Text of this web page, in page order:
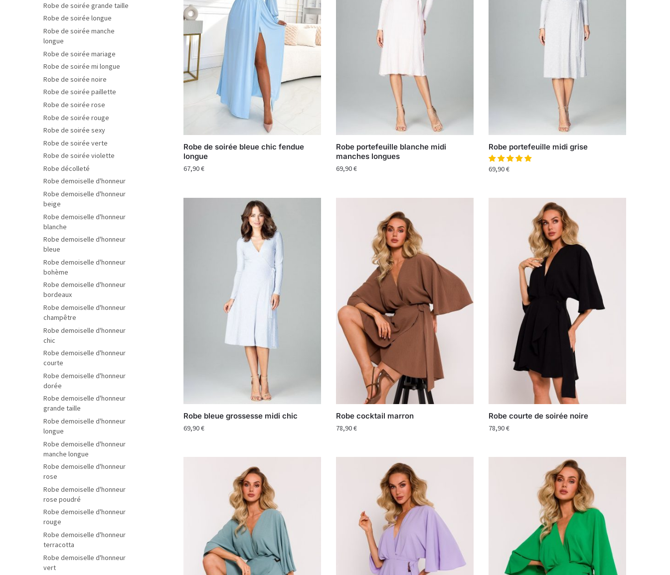
Robe de soirée bleue chic fendue
longue
67,90€
Robe portefeuille blanche midi
manches longues
69,90€
Robe portefeuille midi grise
69,90€
Robe bleue grossesse midi chic
69,90€
Robe cocktail marron
78,90€
Robe courte de soirée noire
78,90€
Robe de soirée grande taille
Robe de soirée longue
Robe de soirée manche
longue
Robe de soirée mariage
Robe de soirée mi longue
Robe de soirée noire
Robe de soirée paillette
Robe de soirée rose
Robe de soirée rouge
Robe de soirée sexy
Robe de soirée verte
Robe de soirée violette
Robe décolleté
Robe demoiselle d'honneur
Robe demoiselle d'honneur
beige
Robe demoiselle d'honneur
blanche
Robe demoiselle d'honneur
bleue
Robe demoiselle d'honneur
bohème
Robe demoiselle d'honneur
bordeaux
Robe demoiselle d'honneur
champêtre
Robe demoiselle d'honneur
chic
Robe demoiselle d'honneur
courte
Robe demoiselle d'honneur
dorée
Robe demoiselle d'honneur
grande taille
Robe demoiselle d'honneur
longue
Robe demoiselle d'honneur
manche longue
Robe demoiselle d'honneur
rose
Robe demoiselle d'honneur
rose poudré
Robe demoiselle d'honneur
rouge
Robe demoiselle d'honneur
terracotta
Robe demoiselle d'honneur
vert